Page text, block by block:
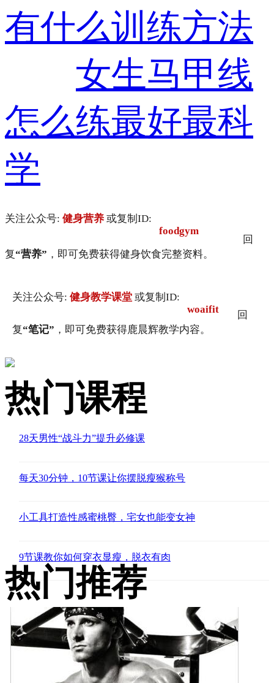
有什么训练方法
女生马甲线
怎么练最好最科
学
关注公众号: 健身营养 或复制ID:
foodgym
回
复“营养” ，即可免费获得健身饮食完整资料。
关注公众号: 健身教学课堂 或复制ID:
woaifit
回
复“笔记” ，即可免费获得鹿晨辉教学内容。
热门课程
28天男性“战斗力”提升必修课
每天30分钟，10节课让你摆脱瘦猴称号
小工具打造性感蜜桃臀，宅女也能变女神
9节课教你如何穿衣显瘦，脱衣有肉
热门推荐